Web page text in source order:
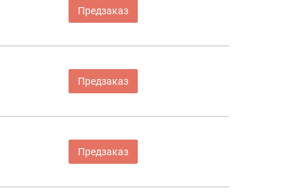
Предзаказ
Предзаказ
Предзаказ